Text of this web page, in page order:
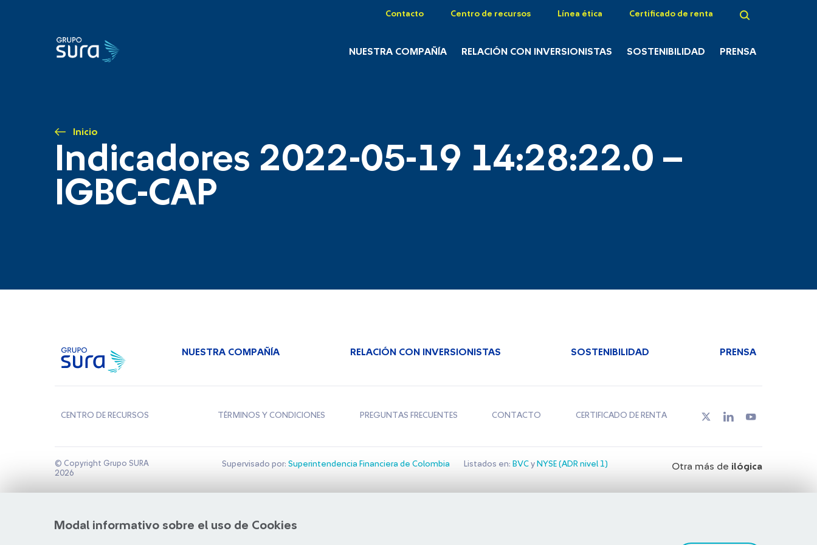
Contacto Centro de recursos Línea ética Certificado de renta
NUESTRA COMPAÑÍA RELACIÓN CON INVERSIONISTAS SOSTENIBILIDAD PRENSA
Inicio
Indicadores 2022-05-19 14:28:22.0 –
IGBC-CAP
Modal informativo sobre el uso de Cookies
NUESTRA COMPAÑÍA RELACIÓN CON INVERSIONISTAS SOSTENIBILIDAD PRENSA
CENTRO DE RECURSOS TÉRMINOS Y CONDICIONES PREGUNTAS FRECUENTES CONTACTO CERTIFICADO DE RENTA
© Copyright Grupo SURA
2026
Supervisado por: Superintendencia Financiera de Colombia Listados en: BVCy NYSE (ADR nivel 1) Otra más de ilógica